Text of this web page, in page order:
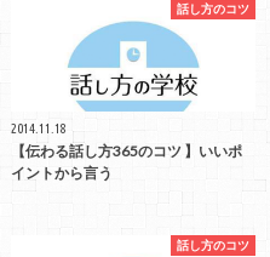
話し方のコツ
2014.11.18
【伝わる話し方365のコツ 】いいポ
イントから言う
話し方のコツ